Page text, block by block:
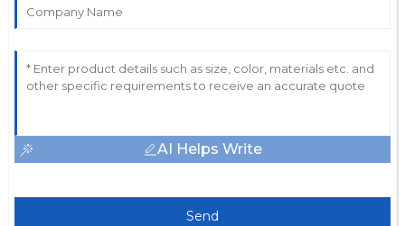
AI Helps Write
Send